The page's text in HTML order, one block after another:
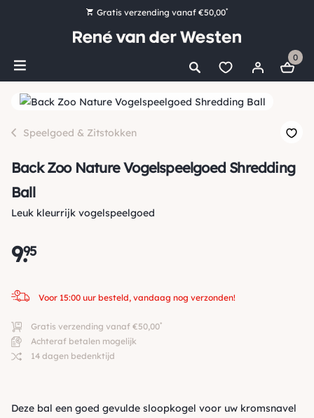
Gratis verzending vanaf €50,00*
Bestel nu, betaal later met Klarna
Ruim 16.000 artikelen op voorraad
0
Speelgoed & Zitstokken
Back Zoo Nature Vogelspeelgoed Shredding
Ball
Leuk kleurrijk vogelspeelgoed
9.
95
Voor 15:00 uur besteld, vandaag nog verzonden!
Gratis verzending vanaf €50,00*
Achteraf betalen mogelijk
14 dagen bedenktijd
Deze bal een goed gevulde sloopkogel voor uw kromsnavel